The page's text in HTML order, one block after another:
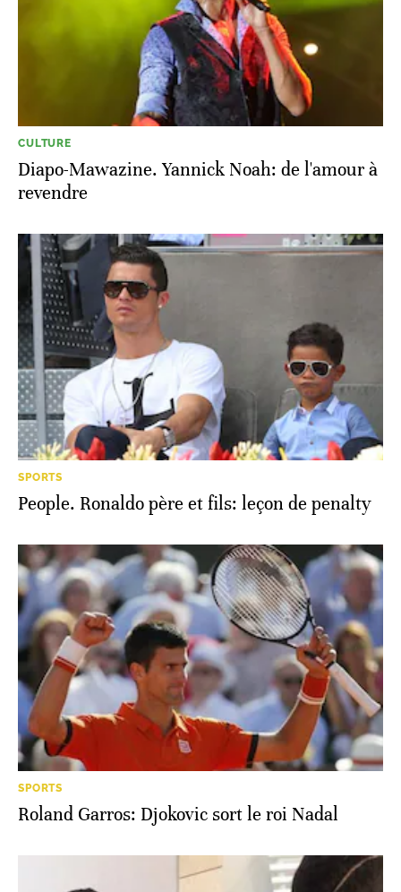
CULTURE
Diapo-Mawazine. Yannick Noah: de l'amour à
revendre
SPORTS
People. Ronaldo père et fils: leçon de penalty
SPORTS
Roland Garros: Djokovic sort le roi Nadal